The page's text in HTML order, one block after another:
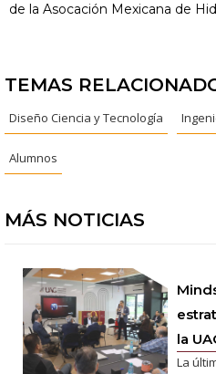
de la Asocación Mexicana de
TEMAS
Diseño Ciencia y Tecnología
Alumnos
MÁS NOTICIAS
la
La